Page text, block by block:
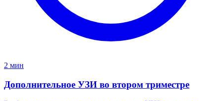
2 мин
Дополнительное УЗИ во втором триместре